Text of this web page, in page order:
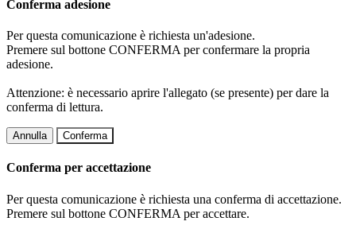
Conferma adesione
Per questa comunicazione è richiesta un'adesione.
Premere sul bottone CONFERMA per confermare la propria
adesione.
Attenzione: è necessario aprire l'allegato (se presente) per dare la
conferma di lettura.
Annulla Conferma
Conferma per accettazione
Per questa comunicazione è richiesta una conferma di accettazione.
Premere sul bottone CONFERMA per accettare.